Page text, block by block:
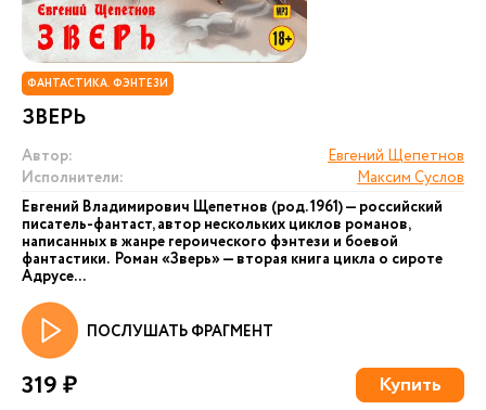
ФАНТАСТИКА. ФЭНТЕЗИ
ЗВЕРЬ
Автор:
Евгений Щепетнов
Исполнители:
Максим Суслов
Евгений Владимирович Щепетнов (род. 1961) — российский
писатель-фантаст, автор нескольких циклов романов,
написанных в жанре героического фэнтези и боевой
фантастики. Роман «Зверь» — вторая книга цикла о сироте
Адрусе...
ПОСЛУШАТЬ ФРАГМЕНТ
319 ₽ Купить